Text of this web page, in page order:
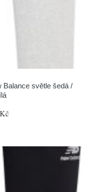
Balance světle šedá /